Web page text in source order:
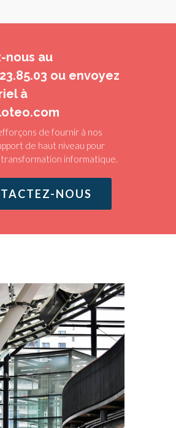
nous au
ou envoyez
à
de fournir à nos
de haut niveau pour
informatique.
NOUS